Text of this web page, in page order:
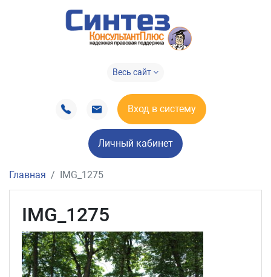
Весь сайт
Вход в систему
Личный кабинет
Главная IMG_1275
IMG_1275